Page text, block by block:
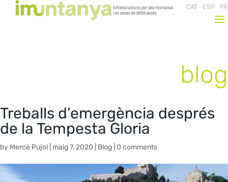
CAT ESP FR
blog
Treballs d’emergència després
de la Tempesta Gloria
by Mercè Pujol maig 7, 2020 Blog 0 comments